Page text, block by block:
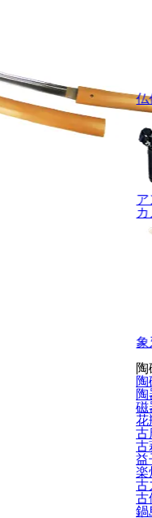
仏
ア
象
磁
花
古
古
益
楽
古
古
鍋